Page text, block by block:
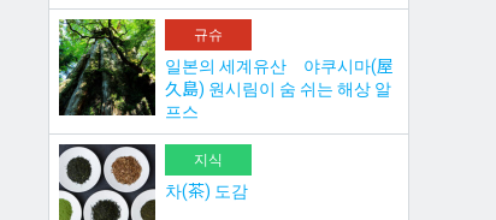
규슈
일본의 세계유산 야쿠시마(屋
久島) 원시림이 숨 쉬는 해상 알
프스
지식
차(茶) 도감